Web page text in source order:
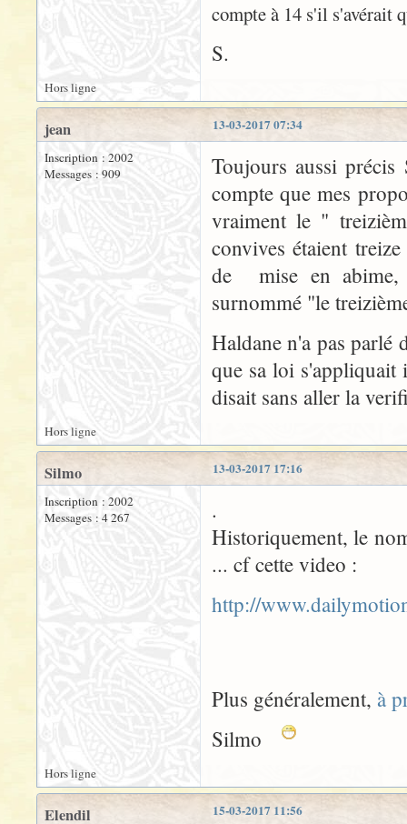
compte à 14 s'il s'avérait
S.
Hors ligne
13-03-2017 07:34
jean
Inscription : 2002
Messages : 909
Toujours aussi
compte que mes
vraiment le "
convives étaient
de mise en abime,
surnommé "le
Haldane n'a pas parlé
que sa loi s'appliquait
disait sans aller la
Hors ligne
13-03-2017 17:16
Silmo
Inscription : 2002
Messages : 4 267
.
Historiquement, le
... cf cette video :
http://
Plus généralement, à
Silmo
Hors ligne
15-03-2017 11:56
Elendil